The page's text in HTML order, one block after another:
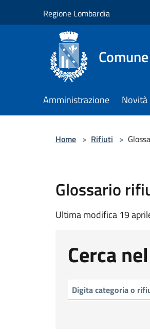
Regione Lombardia
Amministrazione Novità
Home > Rifiuti >
Glossario
Ultima modifica 19
Cerca